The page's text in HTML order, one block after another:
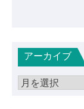
アーカイブ
ア